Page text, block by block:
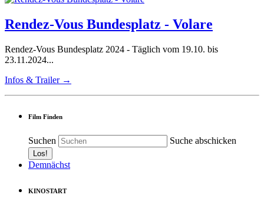
Rendez-Vous Bundesplatz - Volare
Rendez-Vous Bundesplatz 2024 - Täglich vom 19.10. bis
23.11.2024...
Infos & Trailer →
Film Finden
Suchen Suche abschicken
Demnächst
KINOSTART